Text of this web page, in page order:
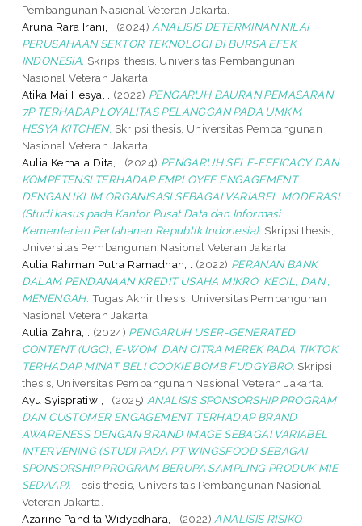
Pembangunan Nasional Veteran Jakarta.
Aruna Rara Irani, .
(2024) ANALISIS DETERMINAN NILAI
PERUSAHAAN SEKTOR TEKNOLOGI DI BURSA EFEK
INDONESIA. Skripsi thesis, Universitas Pembangunan
Nasional Veteran Jakarta.
Atika Mai Hesya, .
(2022) PENGARUH BAURAN PEMASARAN
7P TERHADAP LOYALITAS PELANGGAN PADA UMKM
HESYA KITCHEN. Skripsi thesis, Universitas Pembangunan
Nasional Veteran Jakarta.
Aulia Kemala Dita, .
(2024) PENGARUH SELF-EFFICACY DAN
KOMPETENSI TERHADAP EMPLOYEE ENGAGEMENT
DENGAN IKLIM ORGANISASI SEBAGAI VARIABEL MODERASI
(Studi kasus pada Kantor Pusat Data dan Informasi
Kementerian Pertahanan Republik Indonesia). Skripsi thesis,
Universitas Pembangunan Nasional Veteran Jakarta.
Aulia Rahman Putra Ramadhan, .
(2022) PERANAN BANK
DALAM PENDANAAN KREDIT USAHA MIKRO, KECIL, DAN ,
MENENGAH. Tugas Akhir thesis, Universitas Pembangunan
Nasional Veteran Jakarta.
Aulia Zahra, .
(2024) PENGARUH USER-GENERATED
CONTENT (UGC), E-WOM, DAN CITRA MEREK PADA TIKTOK
TERHADAP MINAT BELI COOKIE BOMB FUDGYBRO. Skripsi
thesis, Universitas Pembangunan Nasional Veteran Jakarta.
Ayu Syispratiwi, .
(2025) ANALISIS SPONSORSHIP PROGRAM
DAN CUSTOMER ENGAGEMENT TERHADAP BRAND
AWARENESS DENGAN BRAND IMAGE SEBAGAI VARIABEL
INTERVENING (STUDI PADA PT WINGSFOOD SEBAGAI
SPONSORSHIP PROGRAM BERUPA SAMPLING PRODUK MIE
SEDAAP). Tesis thesis, Universitas Pembangunan Nasional
Veteran Jakarta.
Azarine Pandita Widyadhara, .
(2022) ANALISIS RISIKO